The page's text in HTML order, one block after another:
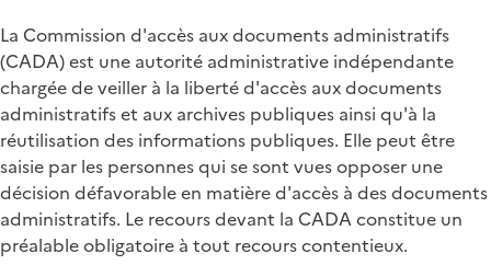
La Commission d'accès aux documents administratifs
(CADA) est une autorité administrative indépendante
chargée de veiller à la liberté d'accès aux documents
administratifs et aux archives publiques ainsi qu'à la
réutilisation des informations publiques. Elle peut être
saisie par les personnes qui se sont vues opposer une
décision défavorable en matière d'accès à des documents
administratifs. Le recours devant la CADA constitue un
préalable obligatoire à tout recours contentieux.